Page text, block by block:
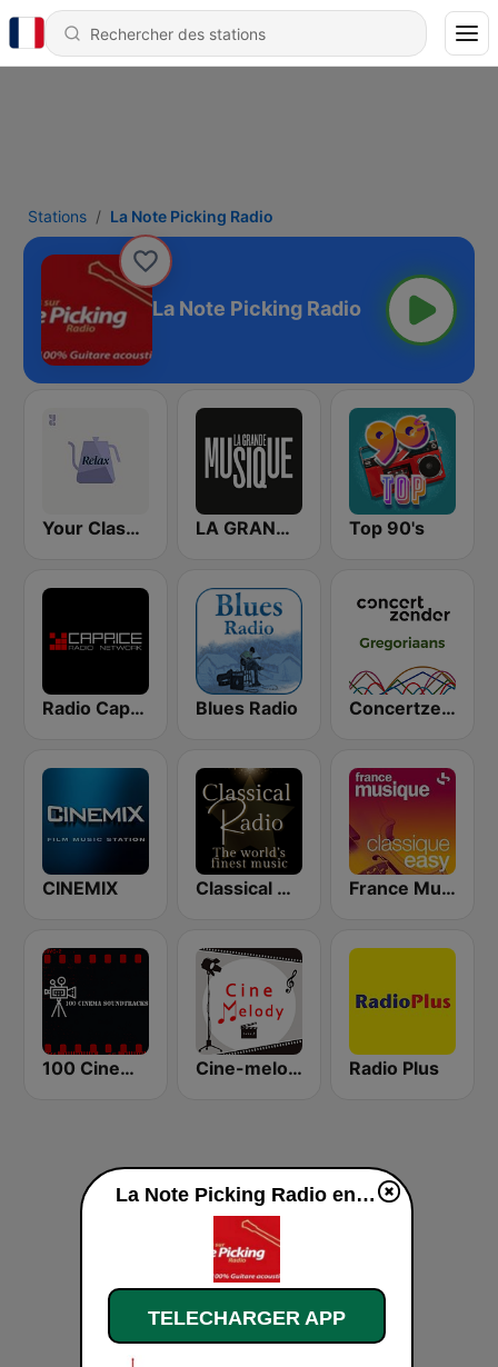
Stations La Note Picking Radio
La Note Picking Radio
Your Classical Relax LA GRANDE MUSIQUE Radio Top 90's
Radio Caprice Gregorian Chants Blues Radio Concertzender Gregoriaans
CINEMIX Classical Radio - Sleep France Musique Classique Easy
100 Cinema Soundtracks Cine-melody Radio Plus
La Note Picking Radio en ligne
TELECHARGER APP